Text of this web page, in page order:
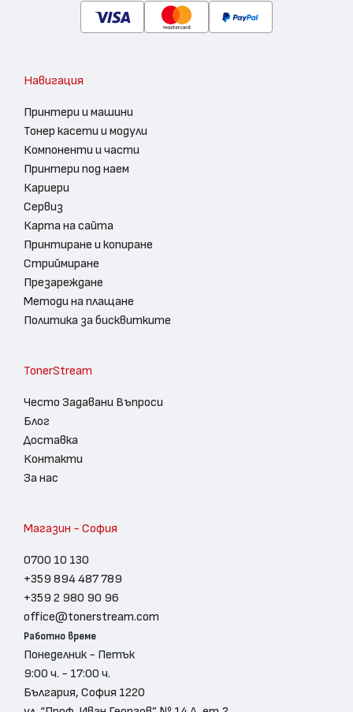
Навигация
Принтери и машини
Тонер касети и модули
Компоненти и части
Принтери под наем
Кариери
Сервиз
Карта на сайта
Принтиране и копиране
Стриймиране
Презареждане
Методи на плащане
Политика за бисквитките
TonerStream
Често Задавани Въпроси
Блог
Доставка
Контакти
За нас
Магазин - София
0700 10 130
+359 894 487 789
+359 2 980 90 96
office@tonerstream.com
Работно време
Понеделник - Петък
9:00 ч. - 17:00 ч.
България, София 1220